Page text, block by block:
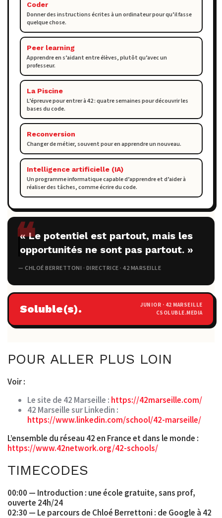
Coder
Donner des instructions écrites à un ordinateur pour qu’il fasse
quelque chose.
Peer learning
Apprendre en s’aidant entre élèves, plutôt qu’avec un
professeur.
La Piscine
L’épreuve pour entrer à 42 : quatre semaines pour découvrir les
bases du code.
Reconversion
Changer de métier, souvent pour en apprendre un nouveau.
Intelligence artificielle (IA)
Un programme informatique capable d’apprendre et d’aider à
réaliser des tâches, comme écrire du code.
« Le potentiel est partout, mais les
opportunités ne sont pas partout. »
— CHLOÉ BERRETTONI · DIRECTRICE · 42 MARSEILLE
Soluble(s).
JUNIOR · 42 MARSEILLE
CSOLUBLE.MEDIA
POUR ALLER PLUS LOIN
Voir :
Le site de 42 Marseille : https://42marseille.com/
42 Marseille sur Linkedin :
https://www.linkedin.com/school/42-marseille/
L’ensemble du réseau 42 en France et dans le monde :
https://www.42network.org/42-schools/
TIMECODES
00:00 — Introduction : une école gratuite, sans prof,
ouverte 24h/24
02:30 — Le parcours de Chloé Berrettoni : de Google à 42